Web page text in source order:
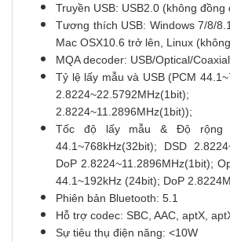
Truyền USB: USB2.0 (không đồng
Tương thích USB: Windows 7/8/
Mac OSX10.6 trở lên, Linux
MQA decoder: USB/Optical/Coaxial
Tỷ lệ lấy mẫu và USB (PCM
2.8224~11.2896MHz(1bit));
Tốc độ lấy mẫu & Độ rộng
44.1~768kHz(32bit); DSD
DoP 2.8224~11.2896MHz(1bit);
44.1~192kHz (24bit); DoP
Phiên bản Bluetooth: 5.1
Hỗ trợ codec: SBC, AAC, aptX,
Sự tiêu thụ điện năng: <10W